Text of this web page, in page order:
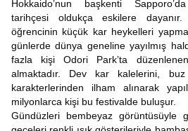
Hokkaido’nun başkenti
tarihçesi oldukça eskilere
öğrencinin küçük kar heykelleri
günlerde dünya geneline yayılmış
fazla kişi Odori Park’ta
almaktadır. Dev kar kalelerini, buz
karakterlerinden ilham alınarak
milyonlarca kişi bu festivalde buluşur.
Gündüzleri bembeyaz görüntüsüyle